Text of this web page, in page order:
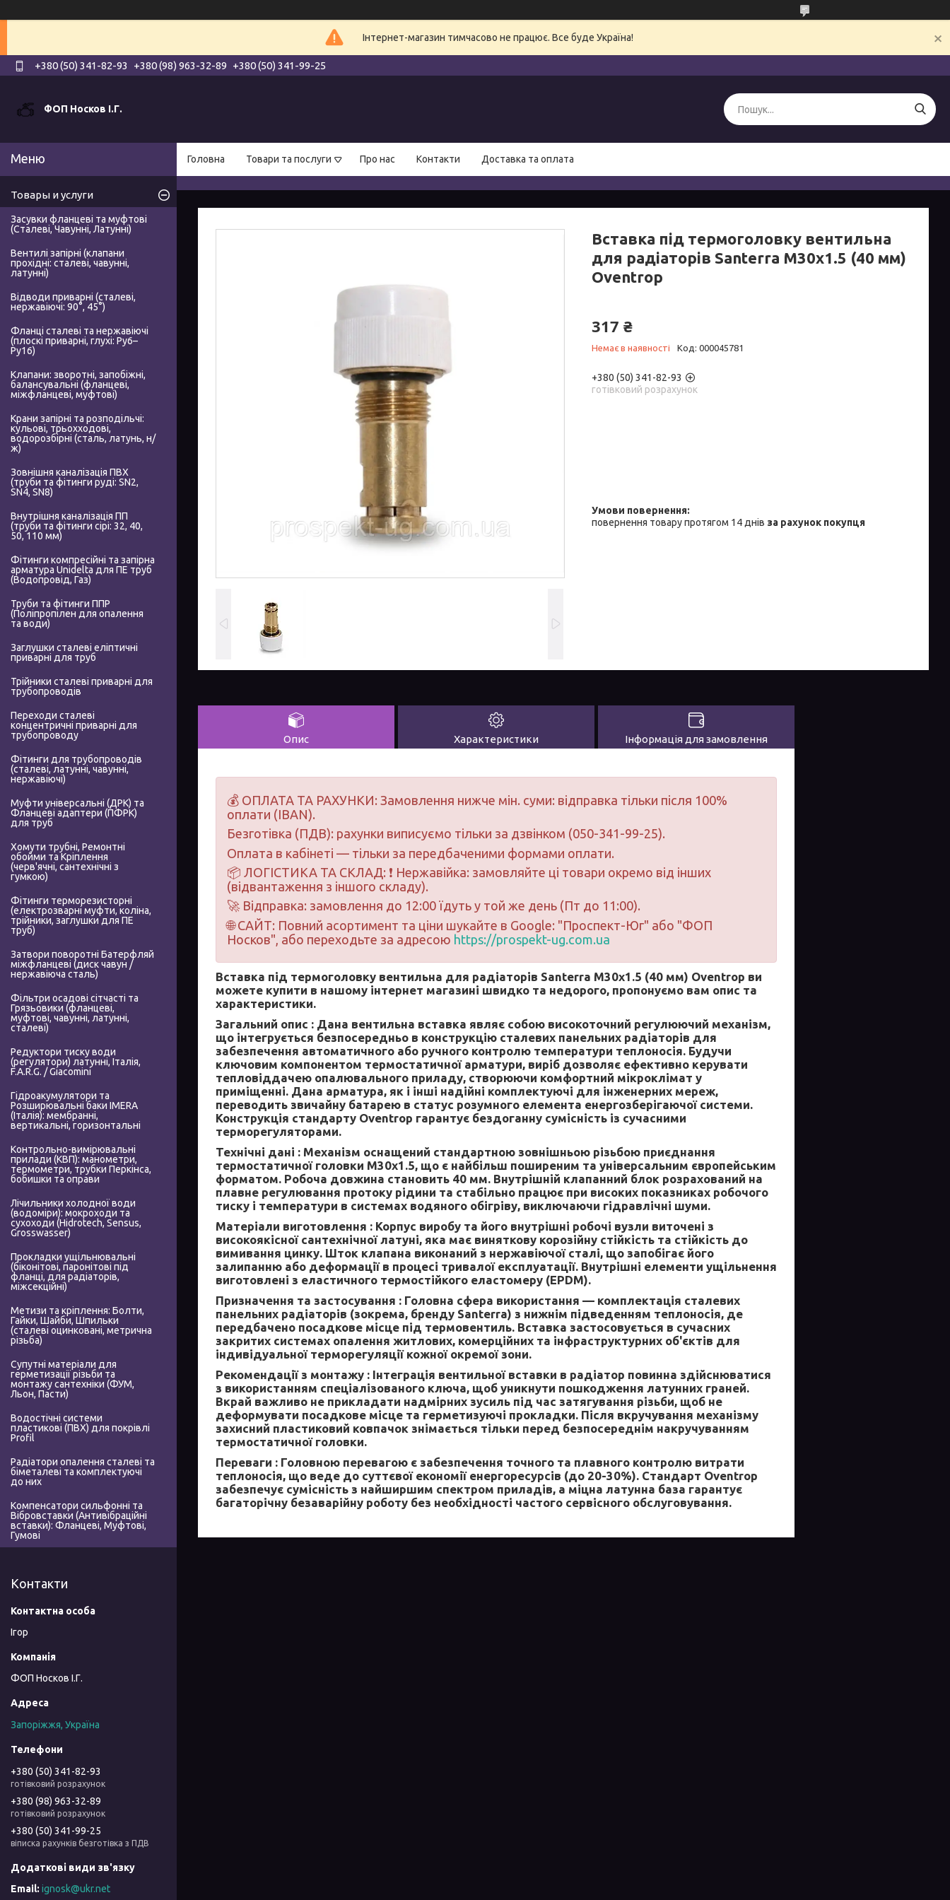
Інтернет-магазин тимчасово не працює. Все буде Україна!
+380 (50) 341-82-93 +380 (98) 963-32-89 +380 (50) 341-99-25
ФОП Носков І.Г.
Головна Товари та послуги Про нас Контакти Доставка та оплата
Вставка під термоголовку вентильна
для радіаторів Santerra M30x1.5 (40 мм)
Oventrop
317 ₴
Немає в наявності Код: 000045781
+380 (50) 341-82-93
готівковий розрахунок
повернення товару протягом 14 днів за рахунок покупця
Опис Характеристики Інформація для замовлення
💰 ОПЛАТА ТА РАХУНКИ: Замовлення нижче мін. суми: відправка тільки після 100%
оплати (IBAN).
Безготівка (ПДВ): рахунки виписуємо тільки за дзвінком (050-341-99-25).
Оплата в кабінеті — тільки за передбаченими формами оплати.
📦 ЛОГІСТИКА ТА СКЛАД: ❗ Нержавійка: замовляйте ці товари окремо від інших
(відвантаження з іншого складу).
🚀 Відправка: замовлення до 12:00 їдуть у той же день (Пт до 11:00).
🌐 САЙТ: Повний асортимент та ціни шукайте в Google: "Проспект-Юг" або "ФОП
Носков", або переходьте за адресою https://prospekt-ug.com.ua
Вставка під термоголовку вентильна для радіаторів Santerra M30x1.5 (40 мм) Oventrop ви
можете купити в нашому інтернет магазині швидко та недорого, пропонуємо вам опис та
характеристики.
Загальний опис : Дана вентильна вставка являє собою високоточний регулюючий механізм,
що інтегрується безпосередньо в конструкцію сталевих панельних радіаторів для
забезпечення автоматичного або ручного контролю температури теплоносія. Будучи
ключовим компонентом термостатичної арматури, виріб дозволяє ефективно керувати
тепловіддачею опалювального приладу, створюючи комфортний мікроклімат у
приміщенні. Дана арматура, як і інші надійні комплектуючі для інженерних мереж,
переводить звичайну батарею в статус розумного елемента енергозберігаючої системи.
Конструкція стандарту Oventrop гарантує бездоганну сумісність із сучасними
терморегуляторами.
Технічні дані : Механізм оснащений стандартною зовнішньою різьбою приєднання
термостатичної головки M30x1.5, що є найбільш поширеним та універсальним європейським
форматом. Робоча довжина становить 40 мм. Внутрішній клапанний блок розрахований на
плавне регулювання протоку рідини та стабільно працює при високих показниках робочого
тиску і температури в системах водяного обігріву, виключаючи гідравлічні шуми.
Матеріали виготовлення : Корпус виробу та його внутрішні робочі вузли виточені з
високоякісної сантехнічної латуні, яка має виняткову корозійну стійкість та стійкість до
вимивання цинку. Шток клапана виконаний з нержавіючої сталі, що запобігає його
залипанню або деформації в процесі тривалої експлуатації. Внутрішні елементи ущільнення
виготовлені з еластичного термостійкого еластомеру (EPDM).
Призначення та застосування : Головна сфера використання — комплектація сталевих
панельних радіаторів (зокрема, бренду Santerra) з нижнім підведенням теплоносія, де
передбачено посадкове місце під термовентиль. Вставка застосовується в сучасних
закритих системах опалення житлових, комерційних та інфраструктурних об'єктів для
індивідуальної терморегуляції кожної окремої зони.
Рекомендації з монтажу : Інтеграція вентильної вставки в радіатор повинна здійснюватися
з використанням спеціалізованого ключа, щоб уникнути пошкодження латунних граней.
Вкрай важливо не прикладати надмірних зусиль під час затягування різьби, щоб не
деформувати посадкове місце та герметизуючі прокладки. Після вкручування механізму
захисний пластиковий ковпачок знімається тільки перед безпосереднім накручуванням
термостатичної головки.
Переваги : Головною перевагою є забезпечення точного та плавного контролю витрати
теплоносія, що веде до суттєвої економії енергоресурсів (до 20-30%). Стандарт Oventrop
забезпечує сумісність з найширшим спектром приладів, а міцна латунна база гарантує
багаторічну безаварійну роботу без необхідності частого сервісного обслуговування.
Товары и услуги
Засувки фланцеві та муфтові
(Сталеві, Чавунні, Латунні)
Вентилі запірні (клапани
прохідні: сталеві, чавунні,
латунні)
Відводи приварні (сталеві,
нержавіючі: 90°, 45°)
Фланці сталеві та нержавіючі
(плоскі приварні, глухі: Ру6–
Ру16)
Клапани: зворотні, запобіжні,
балансувальні (фланцеві,
міжфланцеві, муфтові)
Крани запірні та розподільчі:
кульові, трьохходові,
водорозбірні (сталь, латунь, н/
ж)
Зовнішня каналізація ПВХ
(труби та фітинги руді: SN2,
SN4, SN8)
Внутрішня каналізація ПП
(труби та фітинги сірі: 32, 40,
50, 110 мм)
Фітинги компресійні та запірна
арматура Unidelta для ПЕ труб
(Водопровід, Газ)
Труби та фітинги ППР
(Поліпропілен для опалення
та води)
Заглушки сталеві еліптичні
приварні для труб
Трійники сталеві приварні для
трубопроводів
Переходи сталеві
концентричні приварні для
трубопроводу
Фітинги для трубопроводів
(сталеві, латунні, чавунні,
нержавіючі)
Муфти універсальні (ДРК) та
Фланцеві адаптери (ПФРК)
для труб
Хомути трубні, Ремонтні
обойми та Кріплення
(черв'ячні, сантехнічні з
гумкою)
Фітинги терморезисторні
(електрозварні муфти, коліна,
трійники, заглушки для ПЕ
труб)
Затвори поворотні Батерфляй
міжфланцеві (диск чавун /
нержавіюча сталь)
Фільтри осадові сітчасті та
Грязьовики (фланцеві,
муфтові, чавунні, латунні,
сталеві)
Редуктори тиску води
(регулятори) латунні, Італія,
F.A.R.G. / Giacomini
Гідроакумулятори та
Розширювальні баки IMERA
(Італія): мембранні,
вертикальні, горизонтальні
Контрольно-вимірювальні
прилади (КВП): манометри,
термометри, трубки Перкінса,
бобишки та оправи
Лічильники холодної води
(водоміри): мокроходи та
сухоходи (Hidrotech, Sensus,
Grosswasser)
Прокладки ущільнювальні
(біконітові, паронітові під
фланці, для радіаторів,
міжсекційні)
Метизи та кріплення: Болти,
Гайки, Шайби, Шпильки
(сталеві оцинковані, метрична
різьба)
Супутні матеріали для
герметизації різьби та
монтажу сантехніки (ФУМ,
Льон, Пасти)
Водостічні системи
пластикові (ПВХ) для покрівлі
Profil
Радіатори опалення сталеві та
біметалеві та комплектуючі
до них
Компенсатори сильфонні та
Вібровставки (Антивібраційні
вставки): Фланцеві, Муфтові,
Гумові
Контакти
Ігор
ФОП Носков І.Г.
Запоріжжя, Україна
+380 (50) 341-82-93
готівковий розрахунок
+380 (98) 963-32-89
готівковий розрахунок
+380 (50) 341-99-25
віписка рахунків безготівка з ПДВ
ignosk@ukr.net